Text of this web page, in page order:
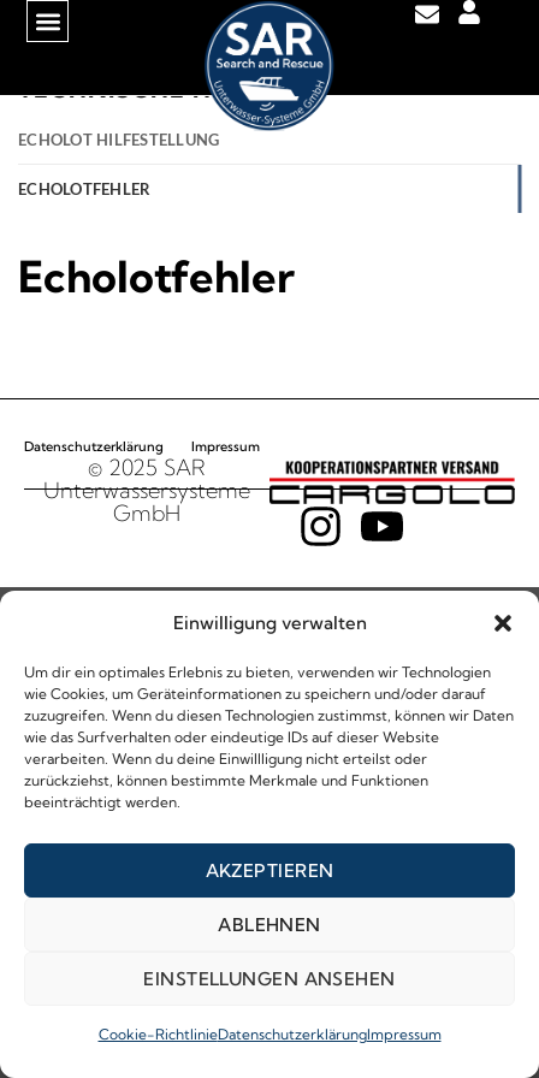
Einwilligung verwalten
Um dir ein optimales Erlebnis zu bieten, verwenden wir Technologien
wie Cookies, um Geräteinformationen zu speichern und/oder darauf
zuzugreifen. Wenn du diesen Technologien zustimmst, können wir Daten
wie das Surfverhalten oder eindeutige IDs auf dieser Website
verarbeiten. Wenn du deine Einwillligung nicht erteilst oder
zurückziehst, können bestimmte Merkmale und Funktionen
beeinträchtigt werden.
AKZEPTIEREN
ABLEHNEN
EINSTELLUNGEN ANSEHEN
Cookie-RichtlinieDatenschutzerklärungImpressum
TECHNISCHE HILFE
ECHOLOT HILFESTELLUNG
ECHOLOTFEHLER
Echolotfehler
Datenschutzerklärung Impressum
© 2025 SAR
Unterwassersysteme
GmbH